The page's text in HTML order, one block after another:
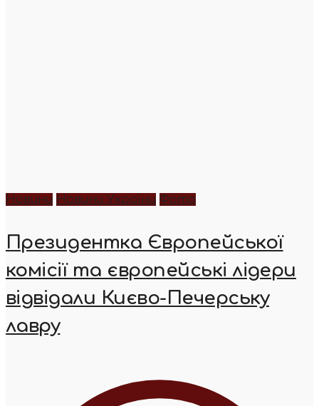
Новини Новини України Фото
Президентка Європейської
комісії та європейські лідери
відвідали Києво-Печерську
лавру